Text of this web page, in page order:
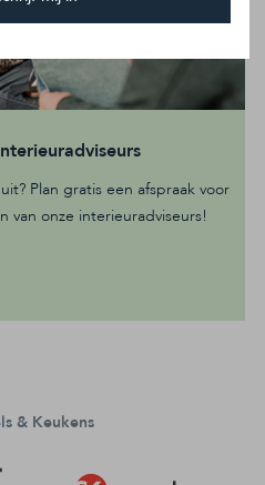
Plan gratis een afspraak voor
van onze interieuradviseurs!
& Keukens